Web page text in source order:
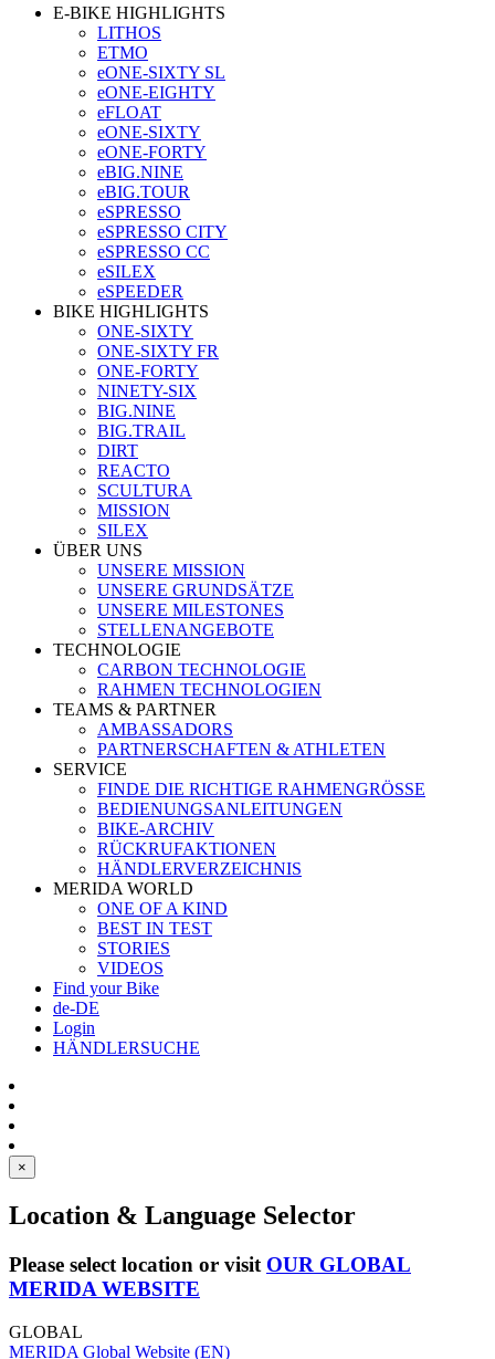
E-BIKE HIGHLIGHTS
LITHOS
ETMO
eONE-SIXTY SL
eONE-EIGHTY
eFLOAT
eONE-SIXTY
eONE-FORTY
eBIG.NINE
eBIG.TOUR
eSPRESSO
eSPRESSO CITY
eSPRESSO CC
eSILEX
eSPEEDER
BIKE HIGHLIGHTS
ONE-SIXTY
ONE-SIXTY FR
ONE-FORTY
NINETY-SIX
BIG.NINE
BIG.TRAIL
DIRT
REACTO
SCULTURA
MISSION
SILEX
ÜBER UNS
UNSERE MISSION
UNSERE GRUNDSÄTZE
UNSERE MILESTONES
STELLENANGEBOTE
TECHNOLOGIE
CARBON TECHNOLOGIE
RAHMEN TECHNOLOGIEN
TEAMS & PARTNER
AMBASSADORS
PARTNERSCHAFTEN & ATHLETEN
SERVICE
FINDE DIE RICHTIGE RAHMENGRÖSSE
BEDIENUNGSANLEITUNGEN
BIKE-ARCHIV
RÜCKRUFAKTIONEN
HÄNDLERVERZEICHNIS
MERIDA WORLD
ONE OF A KIND
BEST IN TEST
STORIES
VIDEOS
Find your Bike
de-DE
Login
HÄNDLERSUCHE
×
Location & Language Selector
Please select location or visit OUR GLOBAL
MERIDA WEBSITE
GLOBAL
MERIDA Global Website (EN)